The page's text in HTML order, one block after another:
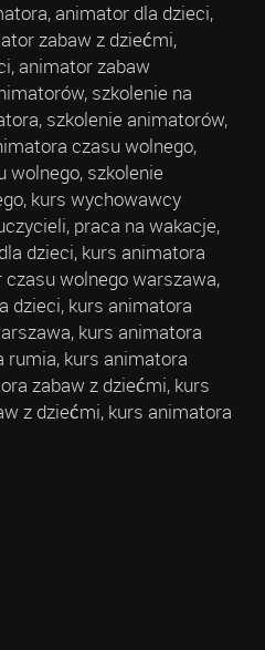
animator dla dzieci,
zabaw z dziećmi,
animator zabaw
szkolenie na
szkolenie animatorów,
czasu wolnego,
wolnego, szkolenie
kurs wychowawcy
praca na wakacje,
dzieci, kurs animatora
wolnego warszawa,
dzieci, kurs animatora
kurs animatora
rumia, kurs animatora
zabaw z dziećmi, kurs
z dziećmi, kurs animatora